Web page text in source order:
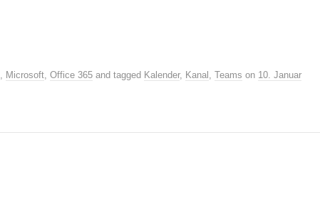
, Microsoft, Office 365 and tagged Kalender, Kanal , Teams on 10. Januar